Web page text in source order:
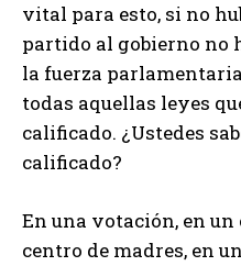
vital para esto, si no
partido al gobierno no
la fuerza
todas aquellas leyes
calificado. ¿Ustedes
calificado?
En una votación, en
centro de madres, en